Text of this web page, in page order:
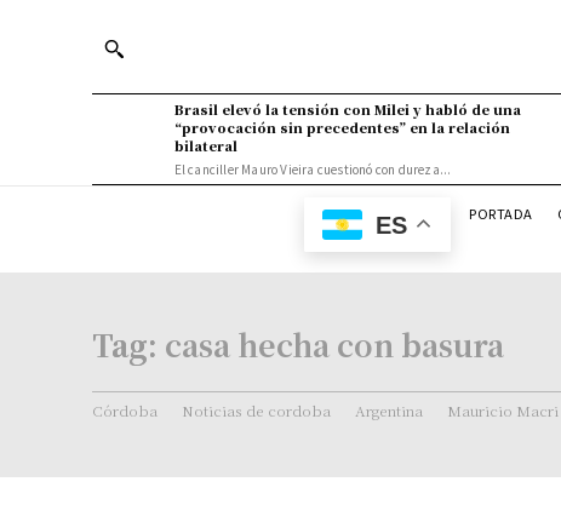
Brasil elevó la tensión con Milei y habló de una
“provocación sin precedentes” en la relación
bilateral
El canciller Mauro Vieira cuestionó con dureza...
ES PORTADA
Tag: casa hecha con basura
Córdoba Noticias de cordoba Argentina Mauricio Macri